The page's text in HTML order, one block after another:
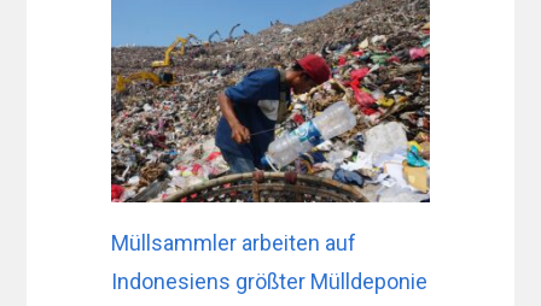
Müllsammler arbeiten auf
Indonesiens größter Mülldeponie